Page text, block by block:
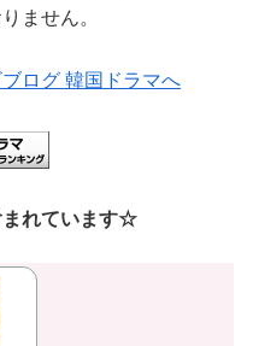
ません。
れています☆